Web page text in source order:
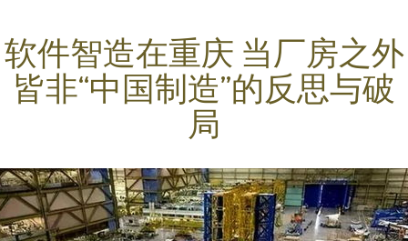
软件智造在重庆 当厂房之外
皆非“中国制造”的反思与破
局